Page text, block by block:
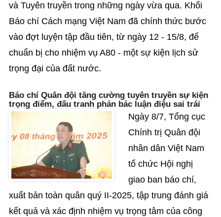
và Tuyên truyền trong những ngày vừa qua. Khối
Báo chí Cách mạng Việt Nam đã chính thức bước
vào đợt luyện tập đầu tiên, từ ngày 12 - 15/8, để
chuẩn bị cho nhiệm vụ A80 - một sự kiện lịch sử
trọng đại của đất nước.
Báo chí Quân đội tăng cường tuyên truyền sự kiện
trọng điểm, đấu tranh phản bác luận điệu sai trái
Ngày 8/7, Tổng cục
Chính trị Quân đội
nhân dân Việt Nam
tổ chức Hội nghị
giao ban báo chí,
xuất bản toàn quân quý II-2025, tập trung đánh giá
kết quả và xác định nhiệm vụ trọng tâm của công